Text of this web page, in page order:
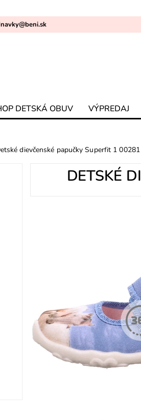
@beni.sk
DETSKÁ OBUV VÝPREDAJ
dievčenské papučky Superfit 1
DETSKÉ